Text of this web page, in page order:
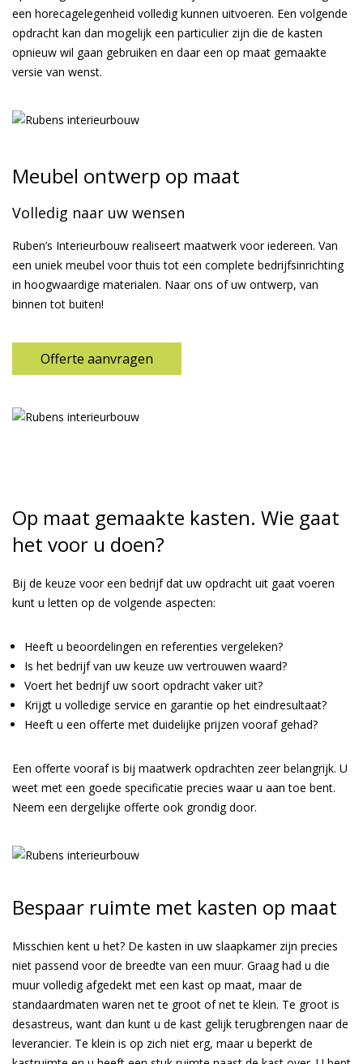
een horecagelegenheid volledig kunnen uitvoeren. Een volgende
opdracht kan dan mogelijk een particulier zijn die de kasten
opnieuw wil gaan gebruiken en daar een op maat gemaakte
versie van wenst.
Meubel ontwerp op maat
Volledig naar uw wensen
Ruben’s Interieurbouw realiseert maatwerk voor iedereen. Van
een uniek meubel voor thuis tot een complete bedrijfsinrichting
in hoogwaardige materialen. Naar ons of uw ontwerp, van
binnen tot buiten!
Offerte aanvragen
Op maat gemaakte kasten. Wie gaat
het voor u doen?
Bij de keuze voor een bedrijf dat uw opdracht uit gaat voeren
kunt u letten op de volgende aspecten:
Heeft u beoordelingen en referenties vergeleken?
Is het bedrijf van uw keuze uw vertrouwen waard?
Voert het bedrijf uw soort opdracht vaker uit?
Krijgt u volledige service en garantie op het eindresultaat?
Heeft u een offerte met duidelijke prijzen vooraf gehad?
Een offerte vooraf is bij maatwerk opdrachten zeer belangrijk. U
weet met een goede specificatie precies waar u aan toe bent.
Neem een dergelijke offerte ook grondig door.
Bespaar ruimte met kasten op maat
Misschien kent u het? De kasten in uw slaapkamer zijn precies
niet passend voor de breedte van een muur. Graag had u die
muur volledig afgedekt met een kast op maat, maar de
standaardmaten waren net te groot of net te klein. Te groot is
desastreus, want dan kunt u de kast gelijk terugbrengen naar de
leverancier. Te klein is op zich niet erg, maar u beperkt de